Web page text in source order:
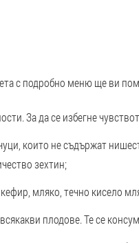
с подробно меню ще ви
За да се избегне
които не съдържат
зехтин;
мляко, течно кисело
плодове. Те се